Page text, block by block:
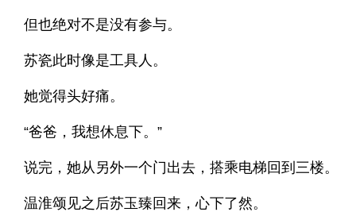
但也绝对不是没有参与。
苏瓷此时像是工具人。
她觉得头好痛。
“爸爸，我想休息下。”
说完，她从另外一个门出去，搭乘电梯回到三楼。
温淮颂见之后苏玉臻回来，心下了然。